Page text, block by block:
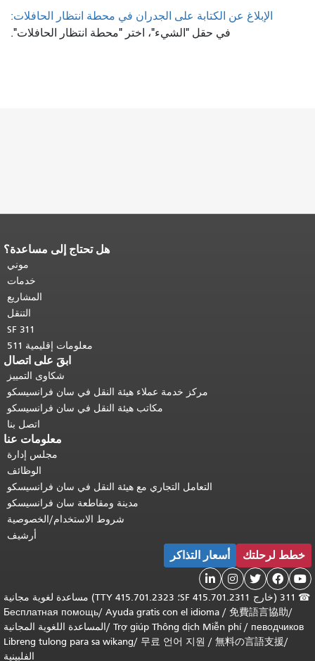
الإبلاغ عن الكتابة على الجدران في محطة انتظار الحافلات:
في حقل "الشيء"، اختر "محطة انتظار الحافلات".
هل تحتاج إلى مساعدة؟
موني
خدمات
المشاريع
التنقل
SF 311
معلومات إقليمية 511
ابقَ على اتصال
شكاوى التمييز
مركز خدمة عملاء هيئة النقل في سان فرانسيسكو
مكاتب هيئة النقل في سان فرانسيسكو
اتصل بنا
معلومات عنا
مجلس إدارة
الوظائف
التعامل التجاري مع هيئة النقل في سان فرانسيسكو
مدينة ومقاطعة سان فرانسيسكو
شروط الاستخدام/الخصوصية
أرشيف
خطط لرحلتك أسعار التذاكر





☎
311 (خارج SF 415.701.2311؛ TTY 415.701.2323) مساعدة لغوية مجانية
/
免費語言協助
/
Ayuda gratis con el idioma
/
Бесплатная помощь
певодчиков
/
Trợ giúp Thông dịch Miễn phí
/المساعدة اللغوية المجانية
/
無料の言語支援
/
무료 언어 지원
/
Libreng tulong para sa wikang
الفلبينية